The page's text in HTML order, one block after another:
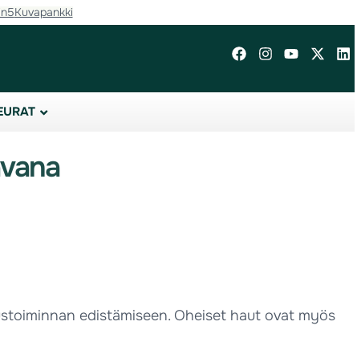
Kuvapankki
edistämiseen. Oheiset haut ovat myös